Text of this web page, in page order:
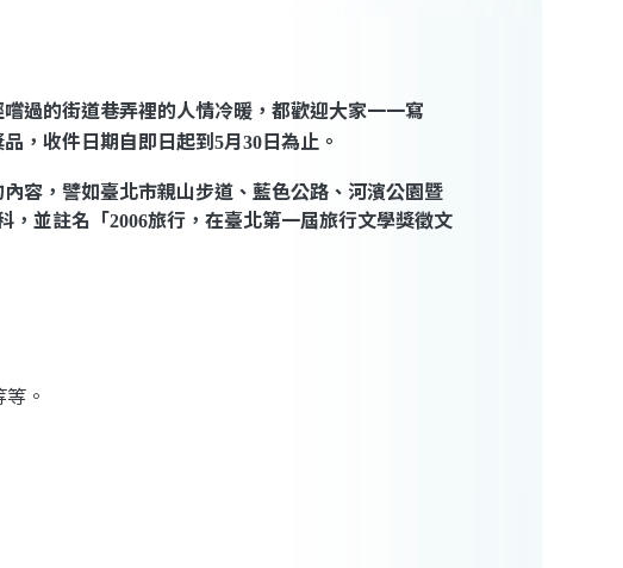
過的街道巷弄裡的人情冷暖，都歡迎大家一一寫
，收件日期自即日起到5月30日為止。
容，譬如臺北市親山步道、藍色公路、河濱公園暨
，並註名「2006旅行，在臺北第一屆旅行文學獎徵文
。